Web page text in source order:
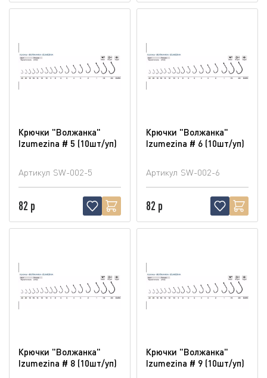
Крючки "Волжанка"
Izumezina # 5 (10шт/уп)
Артикул SW-002-5
82 р
Крючки "Волжанка"
Izumezina # 6 (10шт/уп)
Артикул SW-002-6
82 р
Крючки "Волжанка"
Izumezina # 8 (10шт/уп)
Крючки "Волжанка"
Izumezina # 9 (10шт/уп)